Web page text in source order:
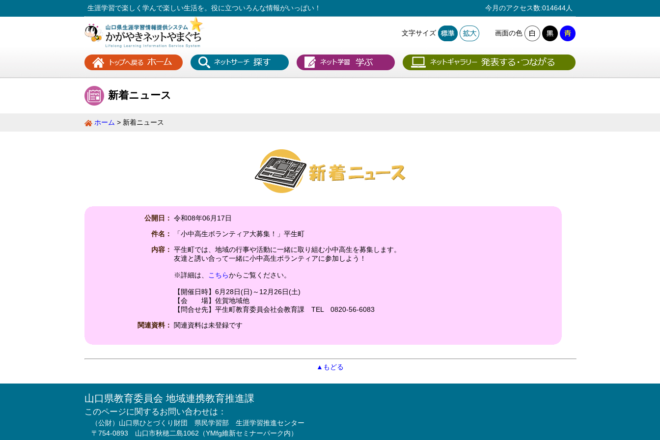
生涯学習で楽しく学んで楽しい生活を。役に立ついろんな情報がいっぱい！ 今月のアクセス数:014644人
文字サイズ 画面の色
新着ニュース
ホーム 新着ニュース
公開日： 令和08年06月17日
件名：
「小中高生ボランティア大募集！」平生町
内容： 平生町では、地域の行事や活動に一緒に取り組む小中高生を募集します。
友達と誘い合って一緒に小中高生ボランティアに参加しよう！
※詳細は、 こちらからご覧ください。
【開催日時】6月28日(日)～12月26日(土)
【会 場】佐賀地域他
【問合せ先】平生町教育委員会社会教育課 TEL 0820-56-6083
関連資料： 関連資料は未登録です
▲もどる
山口県教育委員会 地域連携教育推進課
このページに関するお問い合わせは：
（公財）山口県ひとづくり財団 県民学習部 生涯学習推進センター
〒754-0893 山口市秋穂二島1062（YMfg維新セミナーパーク内）